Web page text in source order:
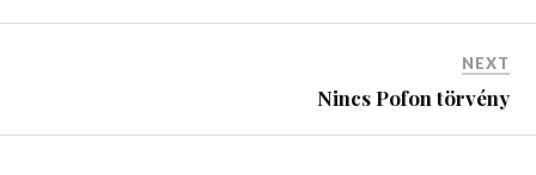
NEXT
Nincs Pofon törvény